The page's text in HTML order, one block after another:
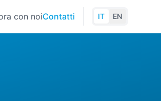
con noiContatti IT EN